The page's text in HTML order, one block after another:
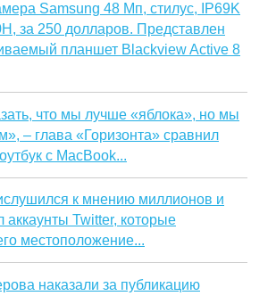
Samsung 48 Мп, стилус, IP69K
за 250 долларов. Представлен
планшет Blackview Active 8
что мы лучше «яблока», но мы
– глава «Горизонта» сравнил
с MacBook...
к мнению миллионов и
аккаунты Twitter, которые
местоположение...
наказали за публикацию